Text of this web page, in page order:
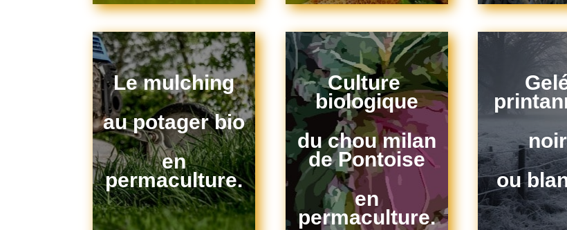
Le mulching
au potager bio
en
permaculture.
Culture
biologique
du chou milan
de Pontoise
en
permaculture.
ou